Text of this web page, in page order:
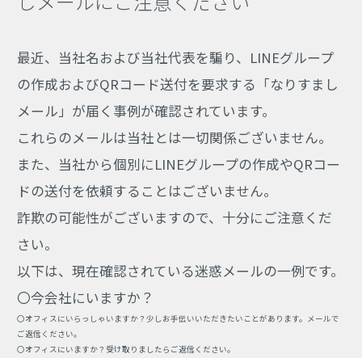
最近、当社名および当社代表を騙り、LINEグループ
の作成およびQRコード送付を要求する「なりすまし
メール」が届く事例が確認されています。
これらのメールは当社とは一切関係ございません。
また、当社から個別にLINEグループの作成やQRコー
ドの送付を依頼することはございません。
詐欺の可能性がございますので、十分にご注意くだ
さい。
以下は、現在確認されている迷惑メールの一例です。
〇今会社にいますか？
〇オフィスにいらっしゃいますか？少しお手伝いいただきたいことがあります。メールで
ご返信ください。
〇オフィスにいますか？受け取りましたらご返信ください。